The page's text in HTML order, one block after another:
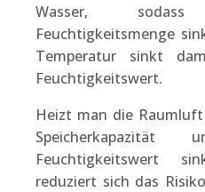
Wasser,
Feuchtigkeitsmenge
Temperatur sinkt
Feuchtigkeitswert.
Heizt man die
Feuchtigkeitswert
reduziert sich das